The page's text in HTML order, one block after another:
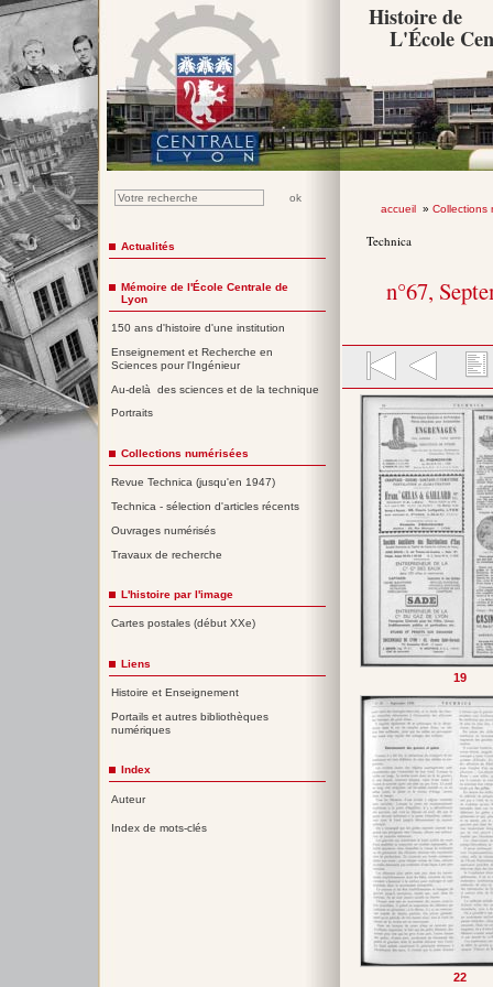
Histoire de
L'École
accueil» Collections
Technica
n°67,
19
22
Actualités
Mémoire de l'École Centrale de
Lyon
150 ans d'histoire d'une institution
Enseignement et Recherche en
Sciences pour l'Ingénieur
Au-delà des sciences et de la technique
Portraits
Collections numérisées
Revue Technica (jusqu'en 1947)
Technica - sélection d'articles récents
Ouvrages numérisés
Travaux de recherche
L'histoire par l'image
Cartes postales (début XXe)
Liens
Histoire et Enseignement
Portails et autres bibliothèques
numériques
Index
Auteur
Index de mots-clés